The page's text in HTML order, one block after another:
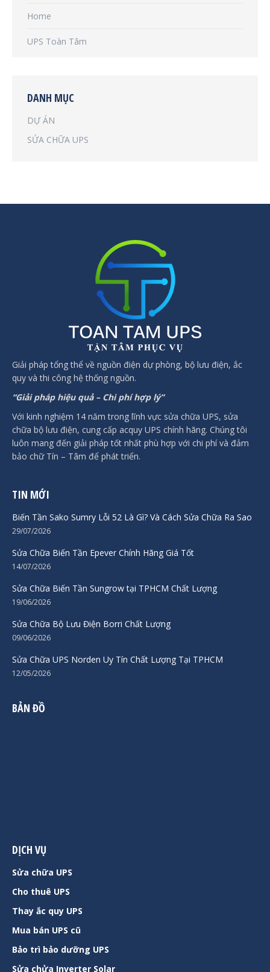
Home
UPS Toàn Tâm
DANH MỤC
DỰ ÁN
SỬA CHỮA UPS
Giải pháp tổng thể về nguồn điện dự phòng, bộ lưu điện, ắc
quy và thi công hệ thống nguồn.
“Giải pháp hiệu quả – Chi phí hợp lý”
Với kinh nghiệm 14 năm trong lĩnh vực sửa chữa UPS, sửa
chữa bộ lưu điện, cung cấp acquy UPS chính hãng. Chúng tôi
luôn mang đến giải pháp tốt nhất phù hợp với chi phí và đảm
bảo chữ Tín – Tâm để phát triển.
TIN MỚI
Biến Tần Sako Sumry Lỗi 52 Là Gì? Và Cách Sửa Chữa Ra Sao
29/07/2026
Sửa Chữa Biến Tần Epever Chính Hãng Giá Tốt
14/07/2026
Sửa Chữa Biến Tần Sungrow tại TPHCM Chất Lượng
19/06/2026
Sửa Chữa Bộ Lưu Điện Borri Chất Lượng
09/06/2026
Sửa Chữa UPS Norden Uy Tín Chất Lượng Tại TPHCM
12/05/2026
BẢN ĐỒ
DỊCH VỤ
Sửa chữa UPS
Cho thuê UPS
Thay ắc quy UPS
Mua bán UPS cũ
Bảo trì bảo dưỡng UPS
Sửa chửa Inverter Solar